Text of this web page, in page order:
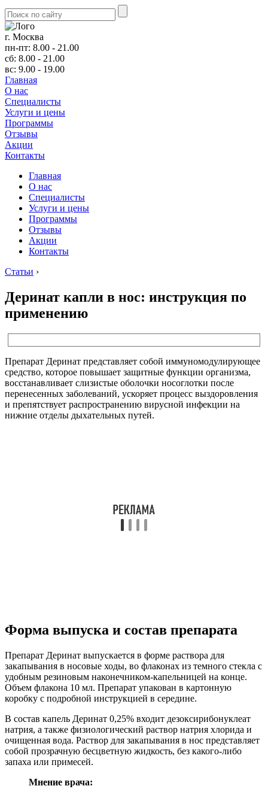
г. Москва
пн-пт: 8.00 - 21.00
сб: 8.00 - 21.00
вс: 9.00 - 19.00
Главная
О нас
Cпециалисты
Услуги и цены
Программы
Отзывы
Акции
Контакты
Главная
О нас
Cпециалисты
Услуги и цены
Программы
Отзывы
Акции
Контакты
Статьи ›
Деринат капли в нос: инструкция по
применению
Препарат Деринат представляет собой иммуномодулирующее
средство, которое повышает защитные функции организма,
восстанавливает слизистые оболочки носоглотки после
перенесенных заболеваний, ускоряет процесс выздоровления
и препятствует распространению вирусной инфекции на
нижние отделы дыхательных путей.
Форма выпуска и состав препарата
Препарат Деринат выпускается в форме раствора для
закапывания в носовые ходы, во флаконах из темного стекла с
удобным резиновым наконечником-капельницей на конце.
Объем флакона 10 мл. Препарат упакован в картонную
коробку с подробной инструкцией в середине.
В состав капель Деринат 0,25% входит дезоксирибонуклеат
натрия, а также физиологический раствор натрия хлорида и
очищенная вода. Раствор для закапывания в нос представляет
собой прозрачную бесцветную жидкость, без какого-либо
запаха или примесей.
Мнение врача: